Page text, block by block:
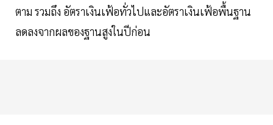
ตาม รวมถึง อัตราเงินเฟ้อทั่วไปและอัตราเงินเฟ้อพื้นฐาน
ลดลงจากผลของฐานสูงในปีก่อน